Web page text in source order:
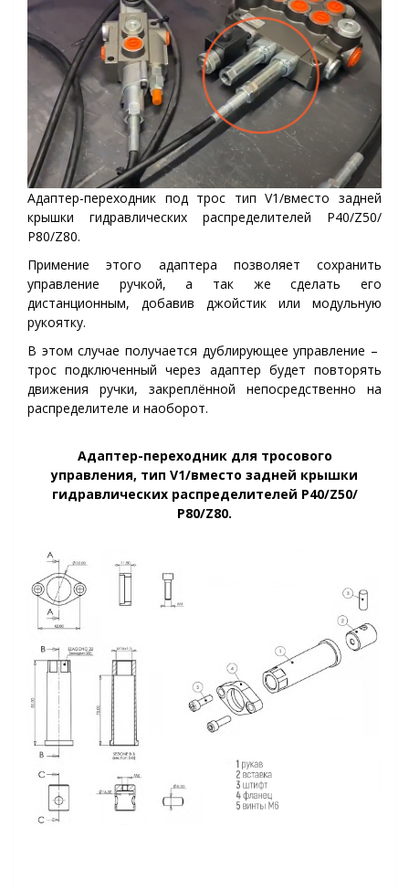
Адаптер-переходник под трос тип V1/вместо задней
крышки гидравлических распределителей Р40/Z50/
Р80/Z80.
Примение этого адаптера позволяет сохранить
управление ручкой, а так же сделать его
дистанционным, добавив джойстик или модульную
рукоятку.
В этом случае получается дублирующее управление –
трос подключенный через адаптер будет повторять
движения ручки, закреплённой непосредственно на
распределителе и наоборот.
Адаптер-переходник для тросового
управления, тип V1/вместо задней крышки
гидравлических распределителей Р40/Z50/
Р80/Z80.